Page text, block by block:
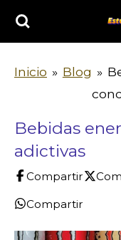
al
Inicio » Blog »
Bebidas
adictivas
Compartir
Compartir